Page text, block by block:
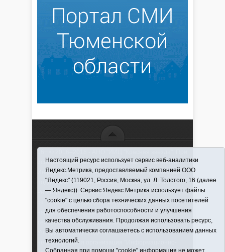
использовании материалов ссылка обязательна
Информационная лента выходит при финансовой
поддержке правительства Тюменской области
Регистрационный номер СМИ ЭЛ № ФС 77-66066
от 10.06. 2016 г. выдано Федеральной службой по
надзору в сфере связи, информационных
технологий и массовых коммуникаций.
Учредитель (соучредители) Автономная
некоммерческая организация "Информационно-
Настоящий ресурс использует сервис веб-аналитики
Яндекс.Метрика, предоставляемый компанией ООО
"Яндекс" (119021, Россия, Москва, ул. Л. Толстого, 16 (далее
— Яндекс)). Сервис Яндекс.Метрика использует файлы
"cookie" с целью сбора технических данных посетителей
для обеспечения работоспособности и улучшения
качества обслуживания. Продолжая использовать ресурс,
Вы автоматически соглашаетесь с использованием данных
технологий.
Собранная при помощи "cookie" информация не может